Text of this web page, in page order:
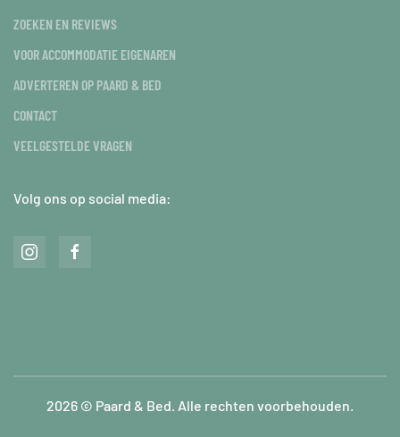
ZOEKEN EN REVIEWS
VOOR ACCOMMODATIE EIGENAREN
ADVERTEREN OP PAARD & BED
CONTACT
VEELGESTELDE VRAGEN
Volg ons op social media:
2026 © Paard & Bed. Alle rechten voorbehouden.